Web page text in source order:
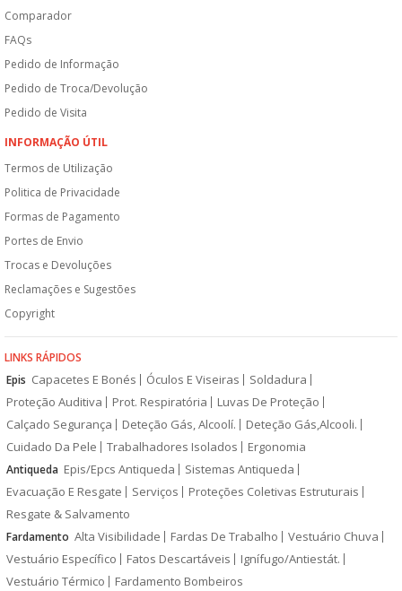
Comparador
FAQs
Pedido de Informação
Pedido de Troca/Devolução
Pedido de Visita
INFORMAÇÃO ÚTIL
Termos de Utilização
Politica de Privacidade
Formas de Pagamento
Portes de Envio
Trocas e Devoluções
Reclamações e Sugestões
Copyright
LINKS RÁPIDOS
Epis Capacetes E Bonés Óculos E Viseiras
Soldadura
Proteção Auditiva
Prot. Respiratória
Luvas De Proteção
Calçado Segurança
Deteção Gás, Alcoolí.
Deteção Gás,Alcooli.
Cuidado Da Pele
Trabalhadores Isolados Ergonomia
Antiqueda Epis/Epcs Antiqueda
Sistemas Antiqueda
Evacuação E Resgate
Serviços
Proteções Coletivas Estruturais
Resgate & Salvamento
Fardamento Alta Visibilidade Fardas De Trabalho
Vestuário Chuva
Vestuário Específico
Fatos Descartáveis
Ignífugo/Antiestát.
Vestuário Térmico
Fardamento Bombeiros